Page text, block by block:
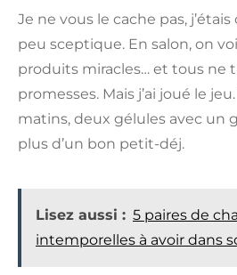
Je ne vous le cache pas,
peu sceptique. En salon, on
produits miracles… et tous ne
promesses. Mais j’ai joué le jeu.
matins, deux gélules avec un
plus d’un bon petit-déj.
Lisez aussi : 5 paires de
intemporelles à avoir dans